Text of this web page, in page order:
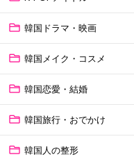
韓国ドラマ・映画
韓国メイク・コスメ
韓国恋愛・結婚
韓国旅行・おでかけ
韓国人の整形